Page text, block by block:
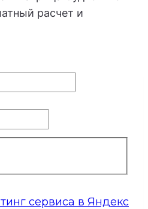
расчет и
сервиса в Яндекс